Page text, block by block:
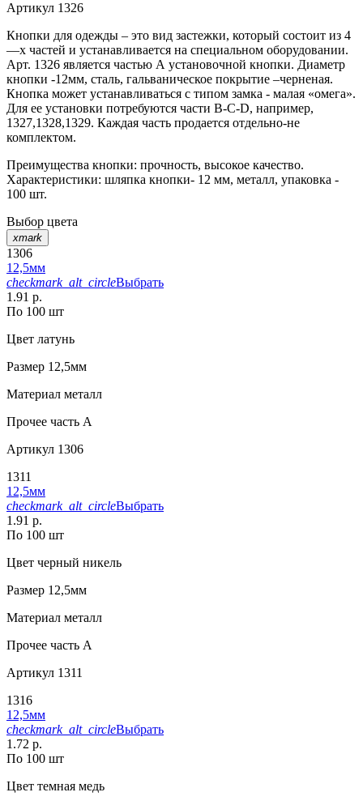
Артикул 1326
Кнопки для одежды – это вид застежки, который состоит из 4
—х частей и устанавливается на специальном оборудовании.
Арт. 1326 является частью А установочной кнопки. Диаметр
кнопки -12мм, сталь, гальваническое покрытие –черненая.
Кнопка может устанавливаться с типом замка - малая «омега».
Для ее установки потребуются части В-C-D, например,
1327,1328,1329. Каждая часть продается отдельно-не
комплектом.
Преимущества кнопки: прочность, высокое качество.
Характеристики: шляпка кнопки- 12 мм, металл, упаковка -
100 шт.
Выбор цвета
xmark
1306
12,5мм
checkmark_alt_circleВыбрать
1.91 р.
По 100 шт
Цвет латунь
Размер 12,5мм
Материал металл
Прочее часть A
Артикул 1306
1311
12,5мм
checkmark_alt_circleВыбрать
1.91 р.
По 100 шт
Цвет черный никель
Размер 12,5мм
Материал металл
Прочее часть A
Артикул 1311
1316
12,5мм
checkmark_alt_circleВыбрать
1.72 р.
По 100 шт
Цвет темная медь